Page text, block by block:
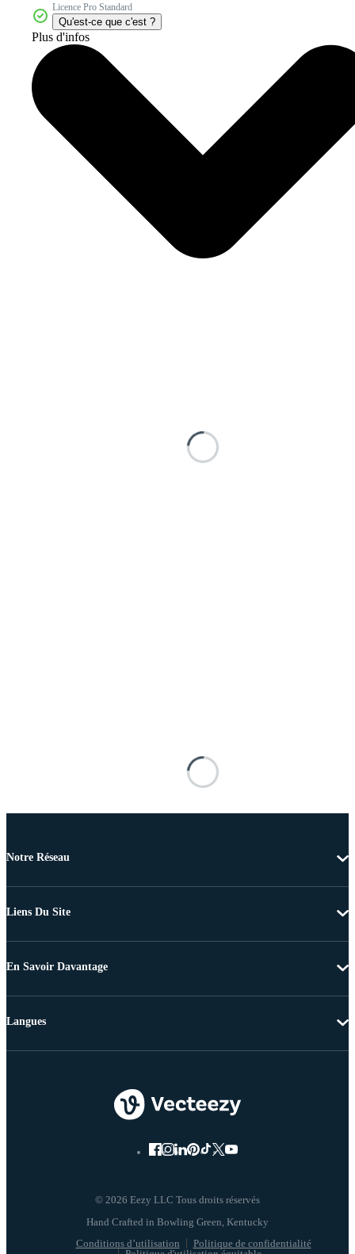
Licence Pro Standard
Qu'est-ce que c'est ?
Plus d'infos
Notre Réseau
Liens Du Site
En Savoir Davantage
© 2026 Eezy LLC Tous droits réservés
Conditions d’utilisation
Politique de confidentialité
Langues